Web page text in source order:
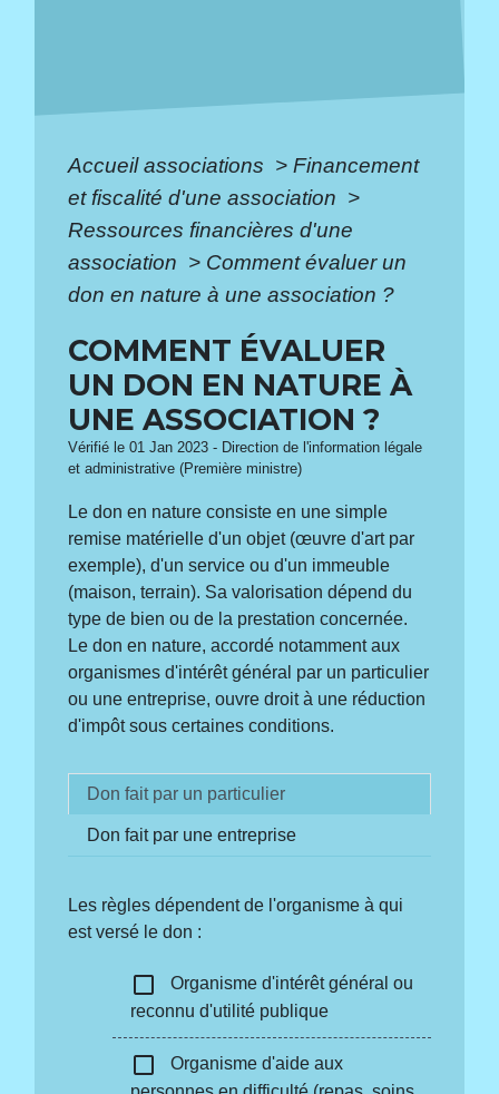
Accueil associations > Financement
et fiscalité d'une association >
Ressources financières d'une
association > Comment évaluer un
don en nature à une association ?
COMMENT ÉVALUER
UN DON EN NATURE À
UNE ASSOCIATION ?
Vérifié le 01 Jan 2023 - Direction de l'information légale
et administrative (Première ministre)
Le don en nature consiste en une simple
remise matérielle d'un objet (œuvre d'art par
exemple), d'un service ou d'un immeuble
(maison, terrain). Sa valorisation dépend du
type de bien ou de la prestation concernée.
Le don en nature, accordé notamment aux
organismes d'intérêt général par un particulier
ou une entreprise, ouvre droit à une réduction
d'impôt sous certaines conditions.
Don fait par un particulier
Don fait par une entreprise
Les règles dépendent de l'organisme à qui
est versé le don :
check_box_outline_blank
Organisme d'intérêt général ou
reconnu d'utilité publique
check_box_outline_blank
Organisme d'aide aux